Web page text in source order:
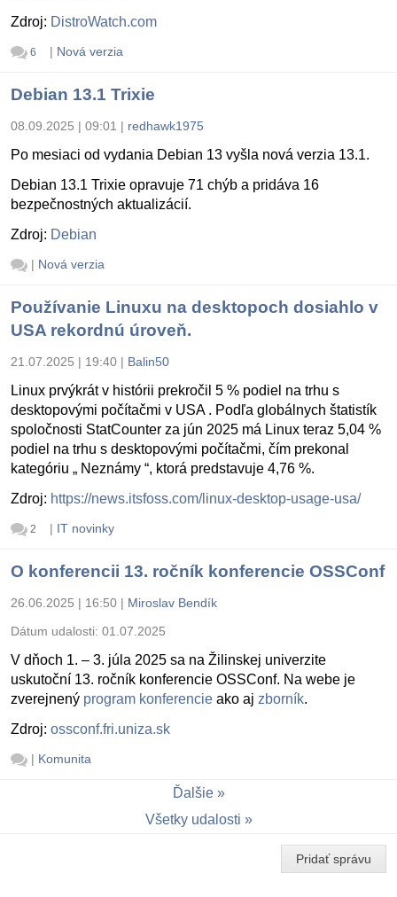
Zdroj: DistroWatch.com
6 | Nová verzia
Debian 13.1 Trixie
08.09.2025 | 09:01 | redhawk1975
Po mesiaci od vydania Debian 13 vyšla nová verzia 13.1.
Debian 13.1 Trixie opravuje 71 chýb a pridáva 16
bezpečnostných aktualizácií.
Zdroj: Debian
| Nová verzia
Používanie Linuxu na desktopoch dosiahlo v
USA rekordnú úroveň.
21.07.2025 | 19:40 | Balin50
Linux prvýkrát v histórii prekročil 5 % podiel na trhu s
desktopovými počítačmi v USA . Podľa globálnych štatistík
spoločnosti StatCounter za jún 2025 má Linux teraz 5,04 %
podiel na trhu s desktopovými počítačmi, čím prekonal
kategóriu „ Neznámy “, ktorá predstavuje 4,76 %.
Zdroj: https://news.itsfoss.com/linux-desktop-usage-usa/
2 | IT novinky
O konferencii 13. ročník konferencie OSSConf
26.06.2025 | 16:50 | Miroslav Bendík
Dátum udalosti: 01.07.2025
V dňoch 1. – 3. júla 2025 sa na Žilinskej univerzite
uskutoční 13. ročník konferencie OSSConf. Na webe je
zverejnený program konferencie ako aj zborník.
Zdroj: ossconf.fri.uniza.sk
| Komunita
Ďalšie
Všetky udalosti
Pridať správu